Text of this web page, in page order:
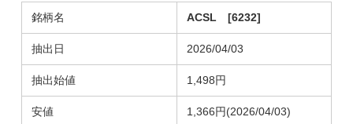
銘柄名 ACSL [6232]
抽出日 2026/04/03
抽出始値 1,498円
安値 1,366円(2026/04/03)